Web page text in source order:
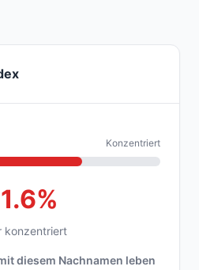
Konzentriert
konzentriert
diesem Nachnamen leben